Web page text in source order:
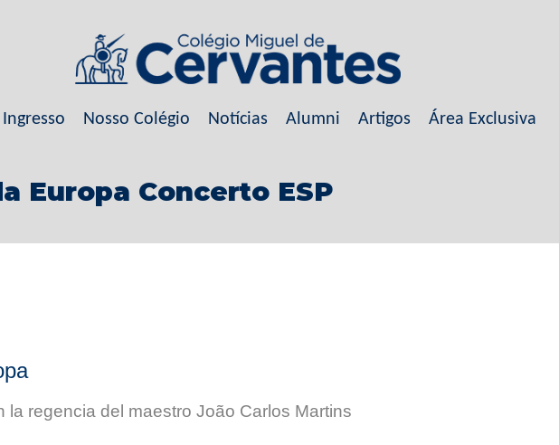
Ingresso Nosso Colégio Notícias Alumni Artigos Área Exclusiva
Europa Concerto ESP
regencia del maestro João Carlos Martins